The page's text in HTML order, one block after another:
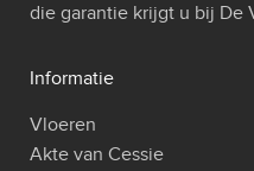
die garantie krijgt u bij De
Informatie
Vloeren
Akte van Cessie